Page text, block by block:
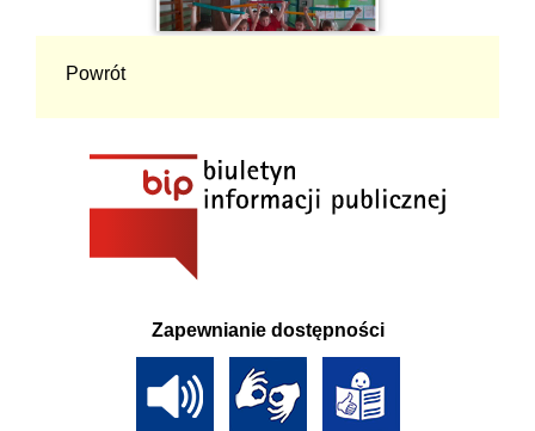
Powrót
Zapewnianie dostępności